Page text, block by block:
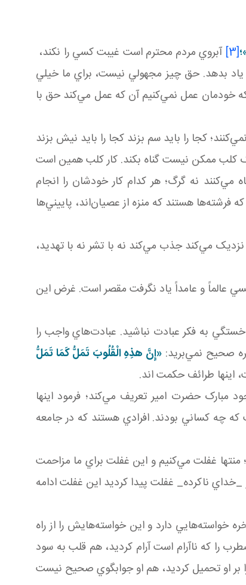
[3]
آبروي مردم محترم است غيبت کسي را نکند،
ياد بدهد. حق چيز مجهولي نيست، براي ما خيلي
خودمان عمل نمي‌کنيم آن که عمل مي‌کند حق با
کجا را بايد سم بزند کجا را بايد نيش بزند
کلب ممکن نيست گناه بکند. کار کلب همين است
نه گرگ؛ هر کدام کار خودشان را انجام
فرشته‌ها هستند که منزه از عصيان‌اند، پاييني‌ها
مي‌کند جذب مي‌کند نه با تشر نه با تهديد،
عالماً و عامداً ياد نگرفت مقصر است. غرض اين
به فکر عبادت نباشيد. عبادت‌هاي واجب را
صحيح نمي‌بريد: «إِنَّ هذِهِ الْقُلُوبَ تَمَلُّ كَمَا تَمَلُّ
طرائف حکمت اند.
مبارک حضرت امير تعريف مي‌کند؛ فرمود اينها
چه کساني بودند. افرادي هستند که در جامعه
غفلت مي‌کنيم و اين غفلت براي ما مزاحمت
ناکرده_ غفلت پيدا کرديد اين غفلت ادامه
خواسته‌هايي دارد و اين خواسته‌هايش را از راه
را که ناآرام است آرام کرديد، هم قلب به سود
بر او تحميل کرديد، هم او جوابگوي صحيح نيست